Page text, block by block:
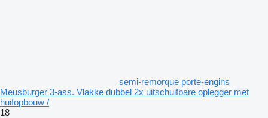
semi-remorque porte-engins
Meusburger 3-ass. Vlakke dubbel 2x uitschuifbare oplegger met
huifopbouw /
18